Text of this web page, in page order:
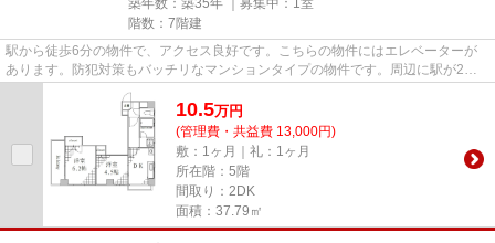
築年数：築35年 ｜募集中： 1室
階数：7階建
駅から徒歩6分の物件で、アクセス良好です。こちらの物件にはエレベーターが
あります。防犯対策もバッチリなマンションタイプの物件です。周辺に駅が2つ
あるので電車での移動が便利で...
10.5万円
(管理費・共益費 13,000円)
敷：1ヶ月｜礼：1ヶ月
所在階：5階
間取り：2DK
面積：37.79㎡